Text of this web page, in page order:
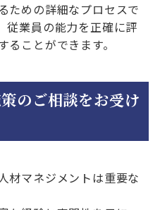
ための詳細なプロセスで
従業員の能力を正確に評
ことができます。
のご相談をお受け
材マネジメントは重要な